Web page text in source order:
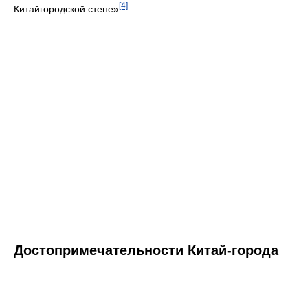
Китайгородской стене»[4]
Достопримечательности Китай-города